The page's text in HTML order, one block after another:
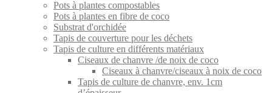
Pots à plantes compostables
Pots à plantes en fibre de coco
Substrat d'orchidée
Tapis de couverture pour les déchets
Tapis de culture en différents matériaux
Ciseaux de chanvre /de noix de coco
Ciseaux à chanvre/ciseaux à noix de coco
Tapis de culture de chanvre, env. 1cm